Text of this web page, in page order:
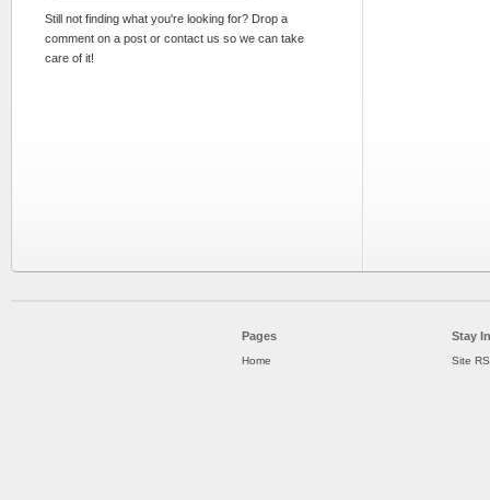
Still not finding what you're looking for? Drop a
comment on a post or contact us so we can take
care of it!
Pages
Home
Stay
Site